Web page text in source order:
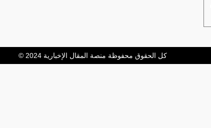
كل الحقوق محفوظة منصة المقال الإخبارية 2024 ©